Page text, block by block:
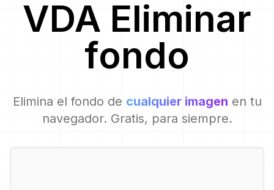
VDA Eliminar
fondo
Elimina el fondo de cualquier imagen en tu
navegador. Gratis, para siempre.